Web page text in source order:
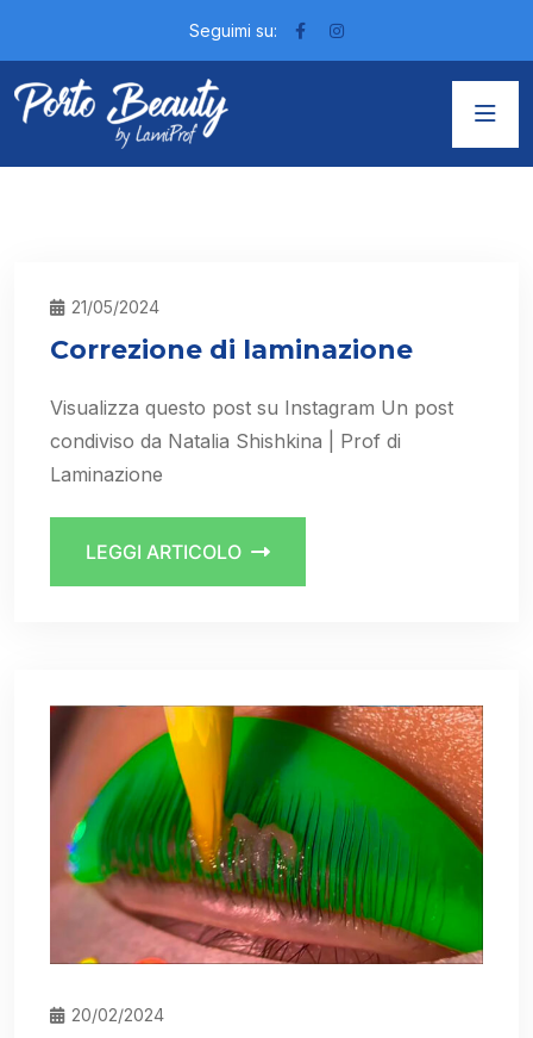
Seguimi su:
21/05/2024
Correzione di laminazione
Visualizza questo post su Instagram Un post
condiviso da Natalia Shishkina | Prof di
Laminazione
LEGGI ARTICOLO
20/02/2024